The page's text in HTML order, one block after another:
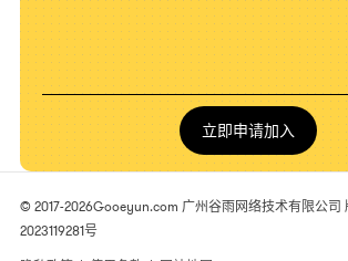
立即申请加入
© 2017-2026Gooeyun.com 广州谷雨网络技术有限公司
2023119281号